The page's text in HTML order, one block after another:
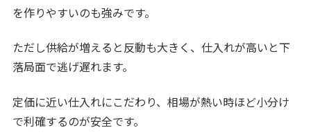
を作りやすいのも強みです。
ただし供給が増えると反動も大きく、仕入れが高いと下
落局面で逃げ遅れます。
定価に近い仕入れにこだわり、相場が熱い時ほど小分け
で利確するのが安全です。